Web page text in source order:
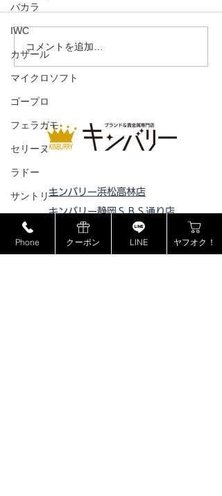
バカラ
IWC
カザール
マイクロソフト
ゴープロ
フェラガモ
セリーヌ
ラドー
サントリー
MCM
ミュウミュウ
サブマリーナデイト
コメントを追加…
キンバリー浜松高林店
キンバリー静岡ＳＢＳ通り店
キンバリー藤枝インター店
Phone クーポン LINE ヤフオク！